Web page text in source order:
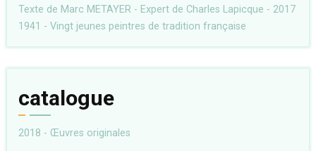
Texte de Marc METAYER - Expert de Charles Lapicque - 2017
1941 - Vingt jeunes peintres de tradition française
catalogue
2018 - Œuvres originales